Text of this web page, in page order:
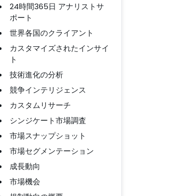
24時間365日 アナリストサ
ポート
世界各国のクライアント
カスタマイズされたインサイ
ト
技術進化の分析
競争インテリジェンス
カスタムリサーチ
シンジケート市場調査
市場スナップショット
市場セグメンテーション
成長動向
市場機会